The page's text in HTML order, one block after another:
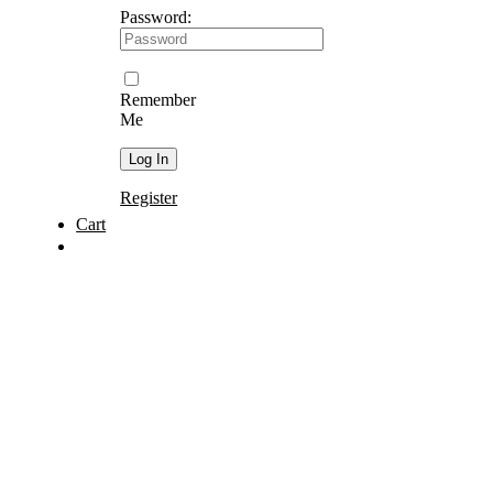
Password:
Remember
Me
Register
Cart